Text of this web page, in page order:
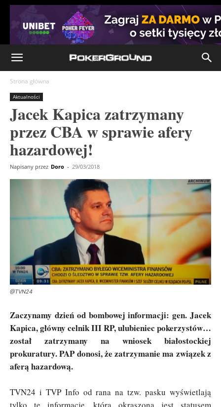
Strona główna
Aktualności
Jacek Kapica zatrzymany
przez CBA w sprawie afery
hazardowej!
Napisany przez Doro - 29/03/2018
@TVN24
Zaczynamy dzień od bombowej informacji: gen. Jacek
Kapica, główny celnik III RP, ulubieniec pokerzystów…
został zatrzymany na wniosek białostockiej
prokuratury. PAP donosi, że zatrzymanie ma związek z
aferą hazardową.
TVN24 i TVP Info od rana na tzw. pasku wyświetlają